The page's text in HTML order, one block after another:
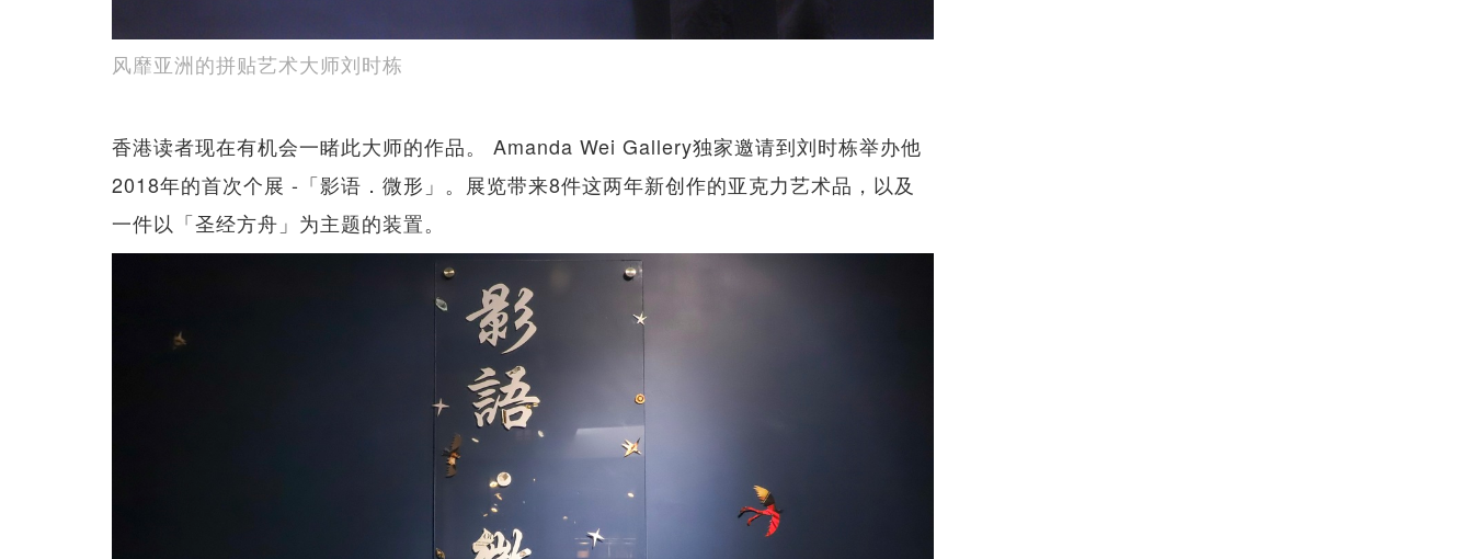
风靡亚洲的拼贴艺术大师刘时栋
香港读者现在有机会一睹此大师的作品。 Amanda Wei Gallery独家邀请到刘时栋举办他
2018年的首次个展 -「影语．微形」。展览带来8件这两年新创作的亚克力艺术品，以及
一件以「圣经方舟」为主题的装置。